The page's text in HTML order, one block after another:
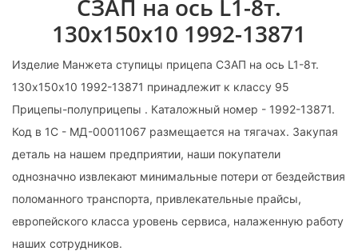
СЗАП на ось L1-8т.
130х150х10 1992-13871
Изделие Манжета ступицы прицепа СЗАП на ось L1-8т.
130х150х10 1992-13871 принадлежит к классу 95
Прицепы-полуприцепы . Каталожный номер - 1992-13871.
Код в 1С - МД-00011067 размещается на тягачах. Закупая
деталь на нашем предприятии, наши покупатели
однозначно извлекают минимальные потери от бездействия
поломанного транспорта, привлекательные прайсы,
европейского класса уровень сервиса, налаженную работу
наших сотрудников.